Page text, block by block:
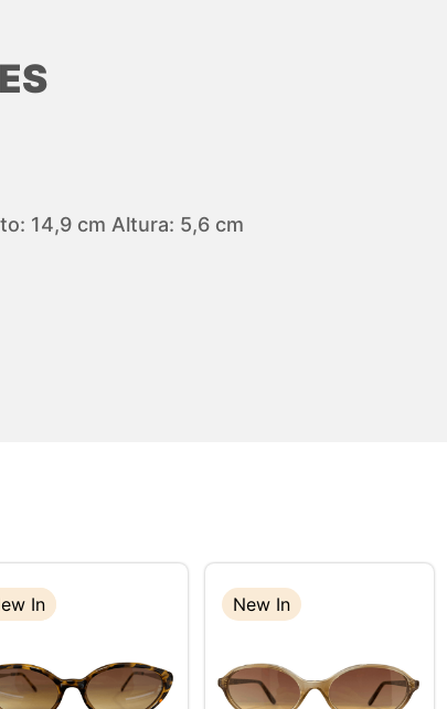
14,9 cm Altura: 5,6 cm
In
In New In